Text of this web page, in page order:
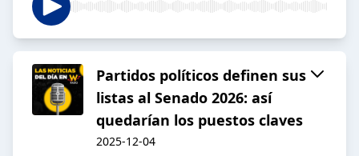
Partidos políticos definen sus
listas al Senado 2026: así
quedarían los puestos claves
2025-12-04